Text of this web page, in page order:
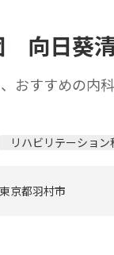
向日葵
おすすめの内
リハビリテーション
東京都羽村市